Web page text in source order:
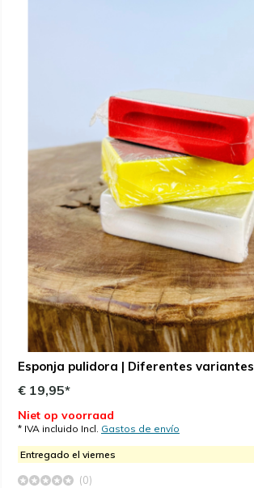
Esponja pulidora | Diferentes variantes
€ 19,95*
Niet op voorraad
* IVA incluido Incl. Gastos de envío
Entregado el viernes
(0)